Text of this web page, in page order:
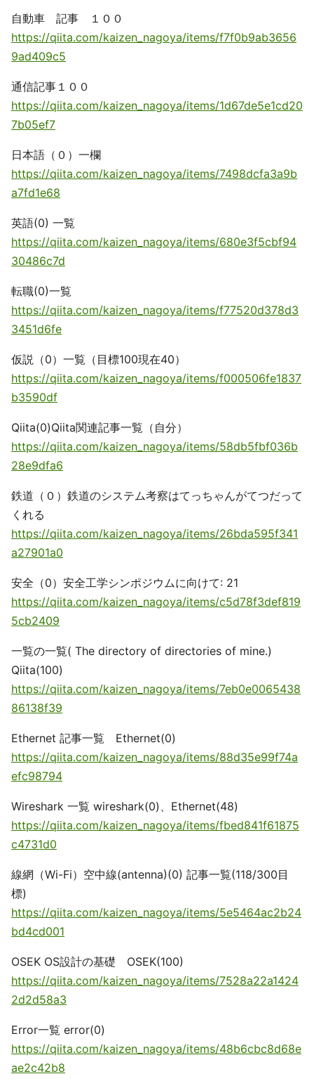
自動車 記事 １００
https://qiita.com/kaizen_nagoya/items/f7f0b9ab3656
9ad409c5
通信記事１００
https://qiita.com/kaizen_nagoya/items/1d67de5e1cd20
7b05ef7
日本語（０）一欄
https://qiita.com/kaizen_nagoya/items/7498dcfa3a9b
a7fd1e68
英語(0) 一覧
https://qiita.com/kaizen_nagoya/items/680e3f5cbf94
30486c7d
転職(0)一覧
https://qiita.com/kaizen_nagoya/items/f77520d378d3
3451d6fe
仮説（0）一覧（目標100現在40）
https://qiita.com/kaizen_nagoya/items/f000506fe1837
b3590df
Qiita(0)Qiita関連記事一覧（自分）
https://qiita.com/kaizen_nagoya/items/58db5fbf036b
28e9dfa6
鉄道（０）鉄道のシステム考察はてっちゃんがてつだって
くれる
https://qiita.com/kaizen_nagoya/items/26bda595f341
a27901a0
安全（0）安全工学シンポジウムに向けて: 21
https://qiita.com/kaizen_nagoya/items/c5d78f3def819
5cb2409
一覧の一覧( The directory of directories of mine.)
Qiita(100)
https://qiita.com/kaizen_nagoya/items/7eb0e0065438
86138f39
Ethernet 記事一覧 Ethernet(0)
https://qiita.com/kaizen_nagoya/items/88d35e99f74a
efc98794
Wireshark 一覧 wireshark(0)、Ethernet(48)
https://qiita.com/kaizen_nagoya/items/fbed841f61875
c4731d0
線網（Wi-Fi）空中線(antenna)(0) 記事一覧(118/300目
標)
https://qiita.com/kaizen_nagoya/items/5e5464ac2b24
bd4cd001
OSEK OS設計の基礎 OSEK(100)
https://qiita.com/kaizen_nagoya/items/7528a22a1424
2d2d58a3
Error一覧 error(0)
https://qiita.com/kaizen_nagoya/items/48b6cbc8d68e
ae2c42b8